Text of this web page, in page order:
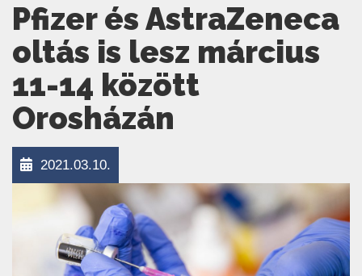
Pfizer és AstraZeneca
oltás is lesz március
11-14 között
Orosházán
2021.03.10.